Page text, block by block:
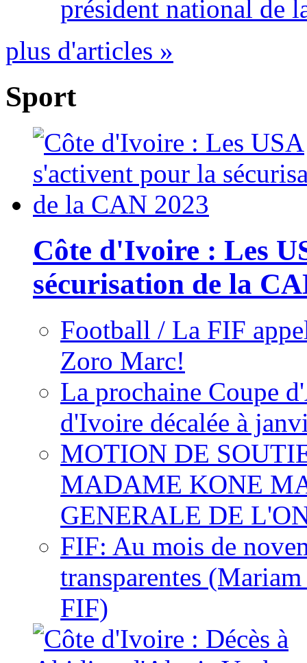
président national de
plus d'articles »
Sport
Côte d'Ivoire : Les
sécurisation de la
Football / La FIF
Zoro Marc!
La prochaine Coupe
d'Ivoire décalée à
MOTION DE
MADAME KONE
GENERALE DE
FIF: Au mois de
transparentes
FIF)